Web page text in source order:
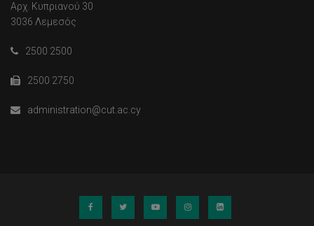
Αρχ. Κυπριανού 30
3036 Λεμεσός
2500 2500
2500 2750
administration@cut.ac.cy